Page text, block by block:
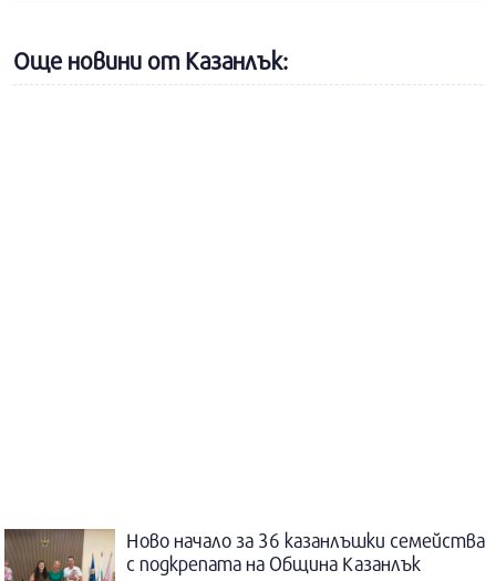
Още новини от Казанлък:
Ново начало за 36 казанлъшки семейства
с подкрепата на Община Казанлък